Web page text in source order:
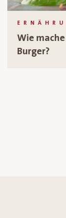
Wie
Burger?